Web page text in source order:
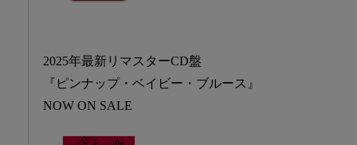
2025年最新リマスターCD盤
『ピンナップ・ベイビー・ブルース』
NOW ON SALE